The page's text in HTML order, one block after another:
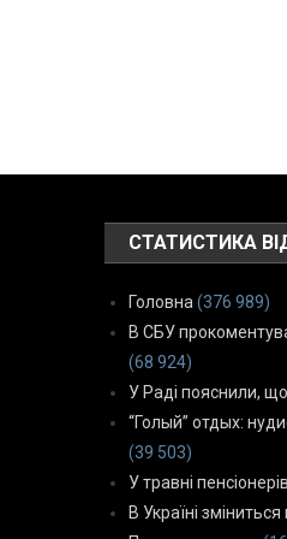
СТАТИСТИКА
Головна (376 989)
В СБУ
(68 924)
У Раді пояснили, що
“Голый” отдых:
(39 503)
У травні
В Україні